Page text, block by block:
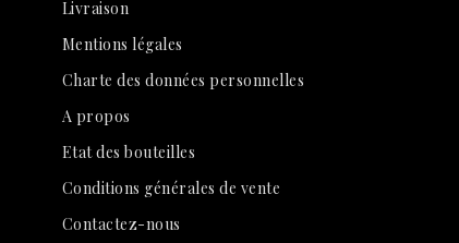
Livraison
Mentions légales
Charte des données personnelles
A propos
Etat des bouteilles
Conditions générales de vente
Contactez-nous